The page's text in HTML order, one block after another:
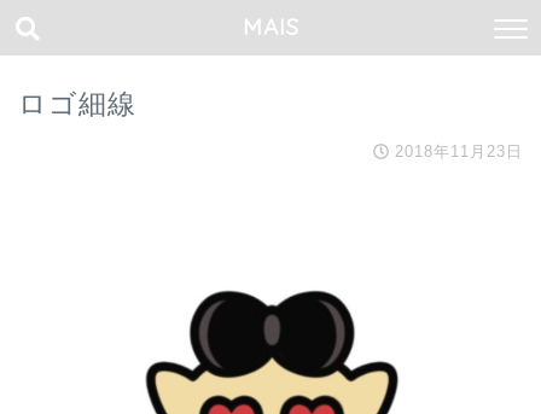
MAIS
ロゴ細線
2018年11月23日